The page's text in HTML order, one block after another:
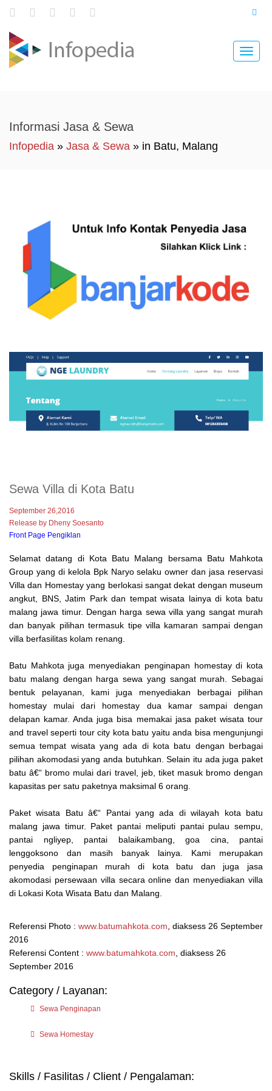
Toggle
Informasi Jasa & Sewa
Infopedia » Jasa & Sewa » in Batu, Malang
Sewa Villa di Kota Batu
September 26,2016
Release by Dheny Soesanto
Front Page Pengiklan
Selamat datang di Kota Batu Malang bersama Batu Mahkota
Group yang di kelola Bpk Naryo selaku owner dan jasa reservasi
Villa dan Homestay yang berlokasi sangat dekat dengan museum
angkut, BNS, Jatim Park dan tempat wisata lainya di kota batu
malang jawa timur. Dengan harga sewa villa yang sangat murah
dan banyak pilihan termasuk tipe villa kamaran sampai dengan
villa berfasilitas kolam renang.
Batu Mahkota juga menyediakan penginapan homestay di kota
batu malang dengan harga sewa yang sangat murah. Sebagai
bentuk pelayanan, kami juga menyediakan berbagai pilihan
homestay mulai dari homestay dua kamar sampai dengan
delapan kamar. Anda juga bisa memakai jasa paket wisata tour
and travel seperti tour city kota batu yaitu anda bisa mengunjungi
semua tempat wisata yang ada di kota batu dengan berbagai
pilihan akomodasi yang anda butuhkan. Selain itu ada juga paket
batu â€“ bromo mulai dari travel, jeb, tiket masuk bromo dengan
kapasitas per satu paketnya maksimal 6 orang.
Paket wisata Batu â€“ Pantai yang ada di wilayah kota batu
malang jawa timur. Paket pantai meliputi pantai pulau sempu,
pantai ngliyep, pantai balaikambang, goa cina, pantai
lenggoksono dan masih banyak lainya. Kami merupakan
penyedia penginapan murah di kota batu dan juga jasa
akomodasi persewaan villa secara online dan menyediakan villa
di Lokasi Kota Wisata Batu dan Malang.
Referensi Photo : www.batumahkota.com, diaksess 26 September
2016
Referensi Content : www.batumahkota.com, diaksess 26
September 2016
Category / Layanan:
Sewa Penginapan
Sewa Homestay
Skills / Fasilitas / Client / Pengalaman: